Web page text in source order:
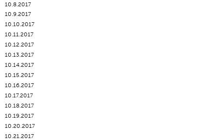
10.8.2017
10.9.2017
10.10.2017
10.11.2017
10.12.2017
10.13.2017
10.14.2017
10.15.2017
10.16.2017
10.17.2017
10.18.2017
10.19.2017
10.20.2017
10.21.2017